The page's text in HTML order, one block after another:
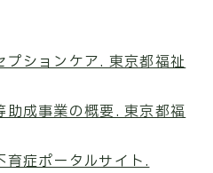
ションケア. 東京都福祉
成事業の概要. 東京都福
育症ポータルサイト.